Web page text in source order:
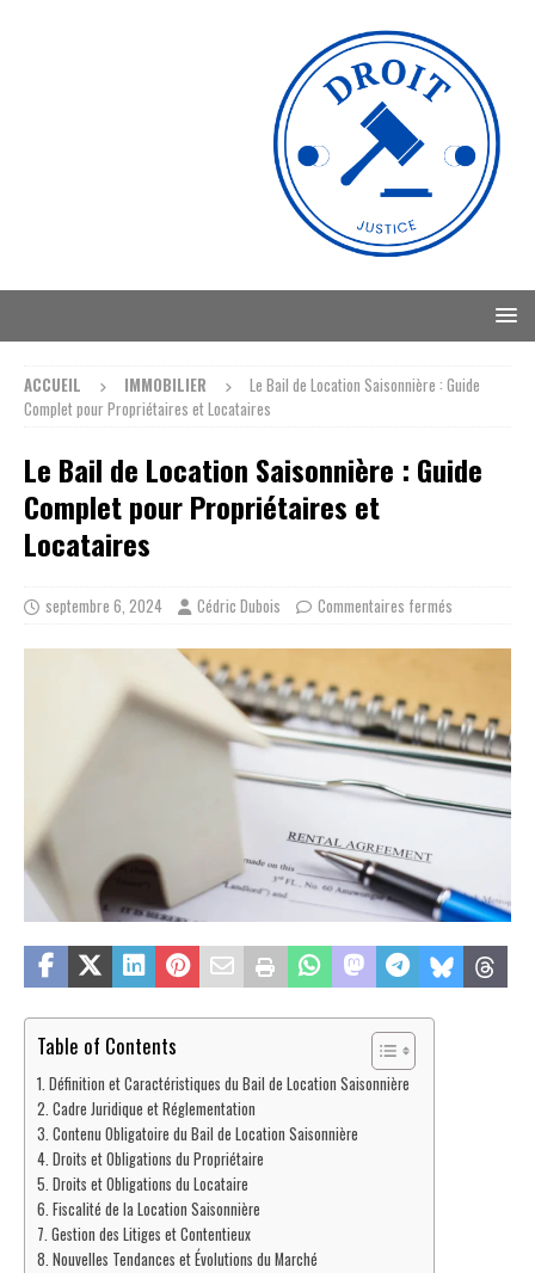
ACCUEIL IMMOBILIER
Le Bail de Location Saisonnière : Guide
Complet pour Propriétaires et Locataires
Le Bail de Location Saisonnière : Guide
Complet pour Propriétaires et
Locataires
septembre 6, 2024 Cédric Dubois Commentaires fermés
Table of Contents
Définition et Caractéristiques du Bail de Location Saisonnière
Cadre Juridique et Réglementation
Contenu Obligatoire du Bail de Location Saisonnière
Droits et Obligations du Propriétaire
Droits et Obligations du Locataire
Fiscalité de la Location Saisonnière
Gestion des Litiges et Contentieux
Nouvelles Tendances et Évolutions du Marché